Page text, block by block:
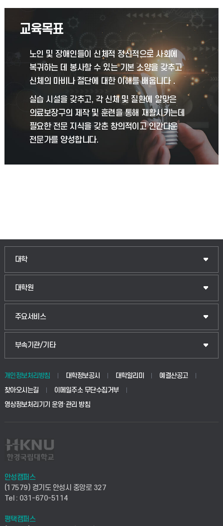
교육목표
노인 및 장애인들이 신체적 정신적으로 사회에
복귀하는 데 봉사할 수 있는 기본 소양을 갖추고
신체의 마비나 절단에 대한 이해를 배웁니다．
실습 시설을 갖추고, 각 신체 및 질환에 알맞은
의료보장구의 제작 및 훈련을 통해 재활시키는데
필요한 전문 지식을 갖춘 창의적이고 인간다운
전문가를 양성합니다.
대학
인문융합공공인재학부
법경영학부
생명공학부
사회안전시스템공학부
컴퓨터응용수학부
ICT로봇기계공학부
대학원
일반대학원
산업대학원
공공정책대학원
교육대학원
주요서비스
입학안내
웹메일
학사시스템(전문학사 및 전공심화)
사이버캠퍼스(전문학사 및 전공심화)
시설바로처리서비스
연구실안전관리시스템
산학연구관리시스템
부속기관/기타
중앙도서관
학생생활관(안성)
산학협력단
취업지원센터
창업지원센터
개인정보처리방침 대학정보공시 대학알리미
예결산공고
찾아오시는길
이메일주소 무단수집거부
영상정보처리기기 운영·관리 방침
안성캠퍼스
(17579) 경기도 안성시 중앙로 327
Tel : 031-670-5114
평택캠퍼스